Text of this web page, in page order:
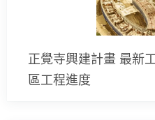
正覺寺興建計畫 最新
區工程進度